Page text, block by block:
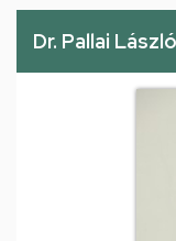
Dr. Pallai László